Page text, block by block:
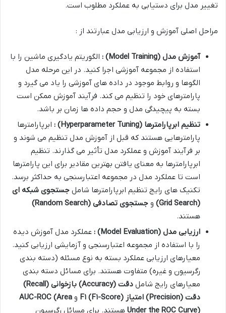
تغییر مدل برای دستیابی به عملکرد مطلوب است.
مراحل اصلی آموزش و ارزیابی مدل عبارتند از :
آموزش مدل (Model Training)
: الگوریتم یادگیری ماشین را با
استفاده از مجموعه آموزشی اجرا کنید. در این مرحله مدل
الگوها و روابط موجود در داده های آموزشی را یاد می گیرد و
پارامترهای خود را تنظیم می کند. فرآیند آموزش ممکن است
بسته به پیچیدگی مدل و حجم داده ها زمان بر باشد.
تنظیم ابرپارامترها (Hyperparameter Tuning)
: ابرپارامترها
پارامترهایی هستند که قبل از آموزش مدل تنظیم می شوند و
بر فرآیند آموزش و عملکرد مدل تأثیر می گذارند. تنظیم
ابرپارامترها به معنای یافتن بهترین مقادیر برای این پارامترها
است تا عملکرد مدل در مجموعه اعتبارسنجی به حداکثر برسد.
تکنیک های رایج تنظیم ابرپارامترها شامل جستجوی شبکه ای
(Grid Search)
و جستجوی تصادفی (Random Search)
هستند.
ارزیابی مدل (Model Evaluation)
: عملکرد مدل آموزش دیده
را با استفاده از مجموعه اعتبارسنجی و آزمایشی ارزیابی کنید.
معیارهای ارزیابی عملکرد بسته به نوع مسئله (دسته بندی
رگرسیون و غیره) متفاوت هستند. برای مسائل دسته بندی
معیارهای رایج شامل دقت (Accuracy) بازخوانی (Recall)
دقت (Precision) امتیاز ۱ (F۱-Score) و AUC-ROC (Area
Under the ROC Curve) هستند. برای مسائل رگرسیون